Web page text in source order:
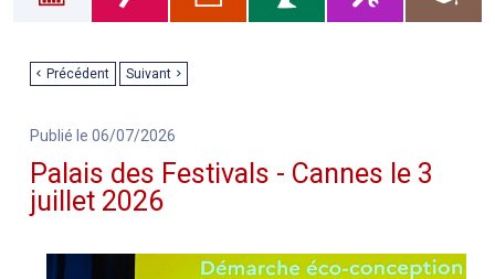
Précédent Suivant
Publié le 06/07/2026
Palais des Festivals - Cannes le 3
juillet 2026